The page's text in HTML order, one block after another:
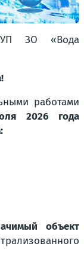
ЗО «Вода
работами
2026 года
объект